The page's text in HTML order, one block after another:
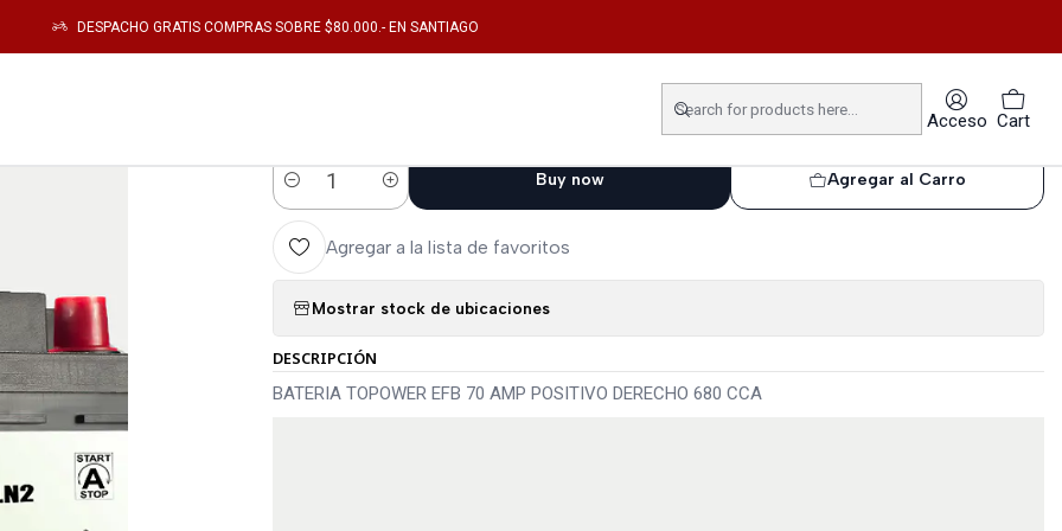
Acceso Cart
DESPACHO GRATIS COMPRAS SOBRE $80.000.- EN SANTIAGO
Catálogo Energia BATERIAS BATERIA TOPOWER EFB 70 AMP
BATERIA TOPOWER EFB 70 AMP
Cantidad
Agregar al Carro
Buy now
Agregar a la lista de favoritos
Mostrar stock de ubicaciones
DESCRIPCIÓN
BATERIA TOPOWER EFB 70 AMP POSITIVO DERECHO 680 CCA